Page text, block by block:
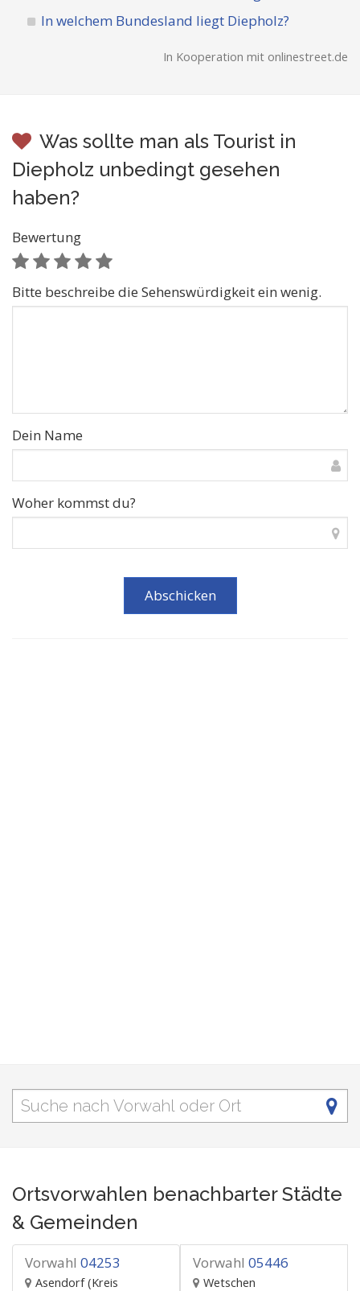
In welchem Bundesland liegt Diepholz?
In Kooperation mit onlinestreet.de
Was sollte man als Tourist in
Diepholz unbedingt gesehen
haben?
Bewertung
Bitte beschreibe die Sehenswürdigkeit ein wenig.
Dein Name
Woher kommst du?
Ortsvorwahlen benachbarter Städte
& Gemeinden
Vorwahl 04253
Asendorf (Kreis
Vorwahl 05446
Wetschen